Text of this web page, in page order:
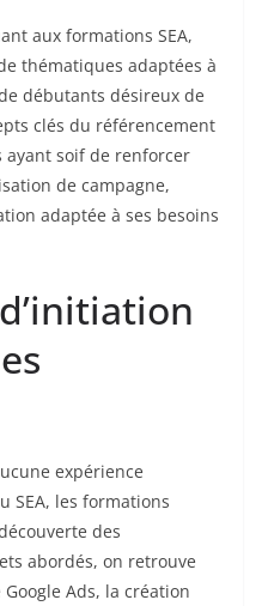
aux formations SEA,
thématiques adaptées à
débutants désireux de
clés du référencement
ayant soif de renforcer
de campagne,
adaptée à ses besoins
expérience
SEA, les formations
des
abordés, on retrouve
Ads, la création